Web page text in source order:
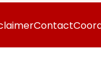
Contact